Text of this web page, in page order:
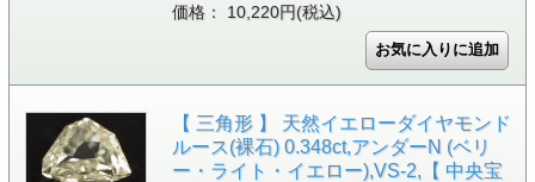
価格： 10,220円(税込)
【 三角形 】 天然イエローダイヤモンド
ルース(裸石) 0.348ct,アンダーN (ベリ
ー・ライト・イエロー),VS-2,【 中央宝